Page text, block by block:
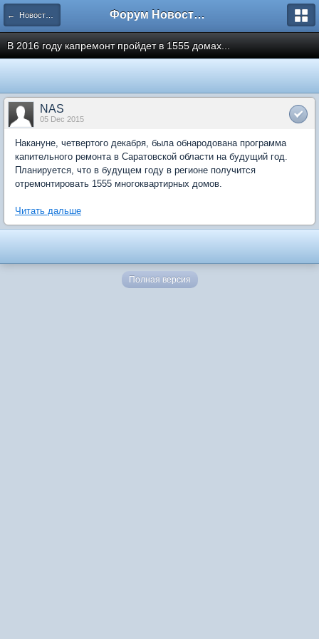
← Новости рынка недвижимости Форум Новостройки
В 2016 году капремонт пройдет в 1555 домах...
NAS
05 Dec 2015
Накануне, четвертого декабря, была обнародована программа
капительного ремонта в Саратовской области на будущий год.
Планируется, что в будущем году в регионе получится
отремонтировать 1555 многоквартирных домов.
Читать дальше
Полная версия